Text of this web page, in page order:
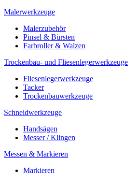
Malerwerkzeuge
Malerzubehör
Pinsel & Bürsten
Farbroller & Walzen
Trockenbau- und Fliesenlegerwerkzeuge
Fliesenlegerwerkzeuge
Tacker
Trockenbauwerkzeuge
Schneidwerkzeuge
Handsägen
Messer / Klingen
Messen & Markieren
Markieren